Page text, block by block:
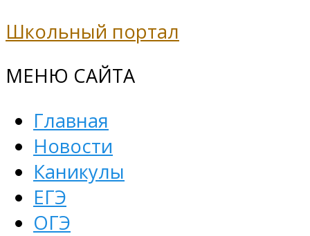
Школьный портал
МЕНЮ САЙТА
Главная
Новости
Каникулы
ЕГЭ
ОГЭ